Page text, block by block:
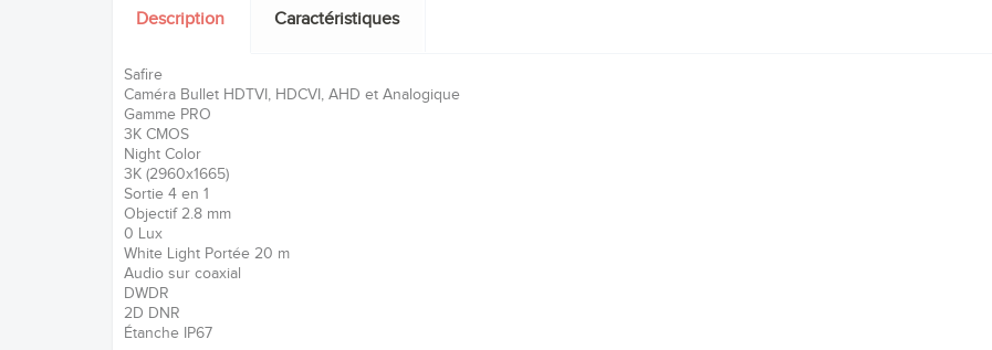
Description Caractéristiques
Safire
Caméra Bullet HDTVI, HDCVI, AHD et Analogique
Gamme PRO
3K CMOS
Night Color
3K (2960x1665)
Sortie 4 en 1
Objectif 2.8 mm
0 Lux
White Light Portée 20 m
Audio sur coaxial
DWDR
2D DNR
Étanche IP67